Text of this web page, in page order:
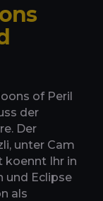
of Peril
der
Der
unter Cam
koennt Ihr in
und Eclipse
als